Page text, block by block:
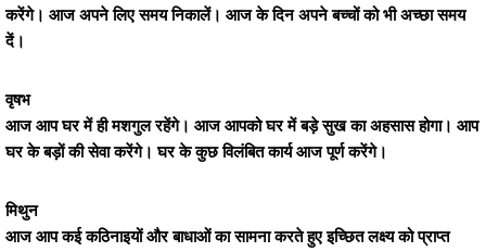
करेंगे। आज अपने लिए समय निकालें। आज के दिन अपने बच्चों को भी अच्छा समय
दें।
वृषभ
आज आप घर में ही मशगुल रहेंगे। आज आपको घर में बड़े सुख का अहसास होगा। आप
घर के बड़ों की सेवा करेंगे। घर के कुछ विलंबित कार्य आज पूर्ण करेंगे।
मिथुन
आज आप कई कठिनाइयों और बाधाओं का सामना करते हुए इच्छित लक्ष्य को प्राप्त